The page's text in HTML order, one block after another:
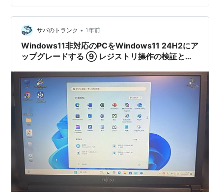
方が全く変わってしまっていて、はっきり言ってよくわ
からない。 なんとかダウンロード済み…
サバのトランク • 1年前
Windows11非対応のPCをWindows11 24H2にア
ップグレードする ⑨ レジストリ操作の検証とア